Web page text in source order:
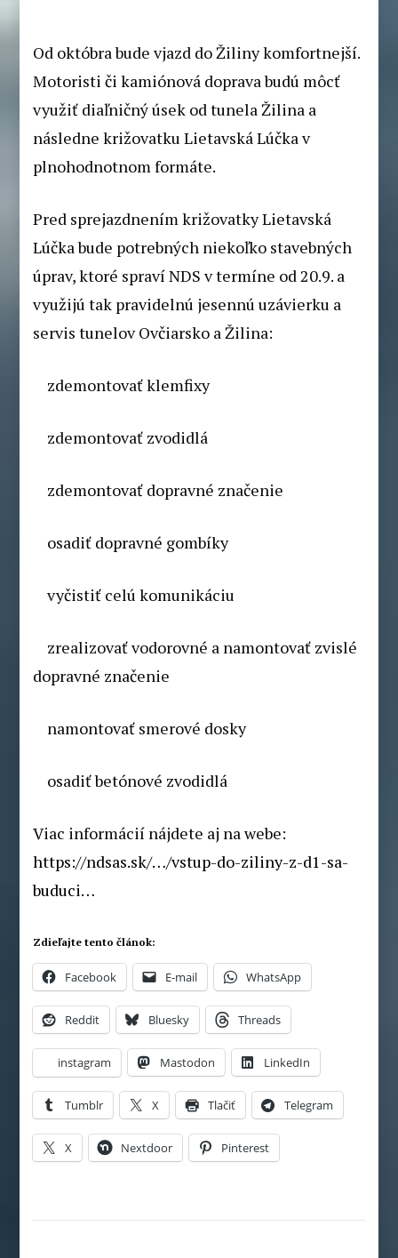
Od októbra bude vjazd do Žiliny komfortnejší.
Motoristi či kamiónová doprava budú môcť
využiť diaľničný úsek od tunela Žilina a
následne križovatku Lietavská Lúčka v
plnohodnotnom formáte.
Pred sprejazdnením križovatky Lietavská
Lúčka bude potrebných niekoľko stavebných
úprav, ktoré spraví NDS v termíne od 20.9. a
využijú tak pravidelnú jesennú uzávierku a
servis tunelov Ovčiarsko a Žilina:
zdemontovať klemfixy
zdemontovať zvodidlá
zdemontovať dopravné značenie
osadiť dopravné gombíky
vyčistiť celú komunikáciu
zrealizovať vodorovné a namontovať zvislé
dopravné značenie
namontovať smerové dosky
osadiť betónové zvodidlá
Viac informácií nájdete aj na webe:
https://ndsas.sk/…/vstup-do-ziliny-z-d1-sa-
buduci…
Zdieľajte tento článok:
Facebook E-mail WhatsApp
Reddit Bluesky Threads
instagram Mastodon LinkedIn
Tumblr X Tlačiť Telegram
X Nextdoor Pinterest